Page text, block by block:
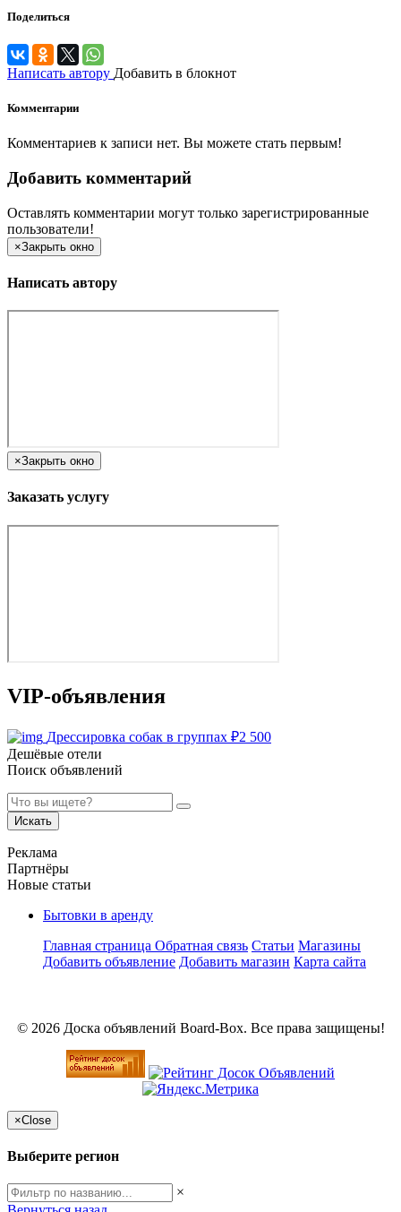
Поделиться
Написать автору Добавить в блокнот
Комментарии
Комментариев к записи нет. Вы можете стать первым!
Добавить комментарий
Оставлять комментарии могут только зарегистрированные
пользователи!
×Закрыть окно
Написать автору
×Закрыть окно
Заказать услугу
VIP-объявления
Дрессировка собак в группах ₽2 500
Дешёвые отели
Поиск объявлений
Искать
Реклама
Партнёры
Новые статьи
Бытовки в аренду
Главная страница Обратная связь Статьи Магазины
Добавить объявление Добавить магазин Карта сайта
© 2026 Доска объявлений Board-Box. Все права защищены!
×Close
Выберите регион
×